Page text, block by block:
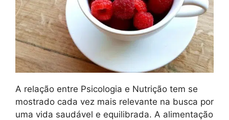
A relação entre Psicologia e Nutrição tem se
mostrado cada vez mais relevante na busca por
uma vida saudável e equilibrada. A alimentação